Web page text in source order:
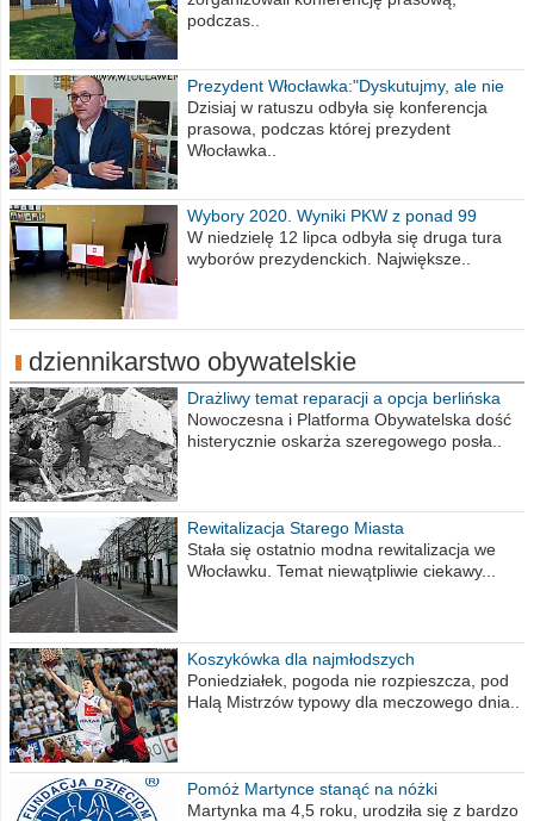
podczas..
Prezydent Włocławka:"Dyskutujmy, ale nie
obrażajmy się”
Dzisiaj w ratuszu odbyła się konferencja
prasowa, podczas której prezydent
Włocławka..
Wybory 2020. Wyniki PKW z ponad 99
procent obwodów
W niedzielę 12 lipca odbyła się druga tura
wyborów prezydenckich. Największe..
dziennikarstwo obywatelskie
Drażliwy temat reparacji a opcja berlińska
Nowoczesna i Platforma Obywatelska dość
histerycznie oskarża szeregowego posła..
Rewitalizacja Starego Miasta
Stała się ostatnio modna rewitalizacja we
Włocławku. Temat niewątpliwie ciekawy...
Koszykówka dla najmłodszych
Poniedziałek, pogoda nie rozpieszcza, pod
Halą Mistrzów typowy dla meczowego dnia..
Pomóż Martynce stanąć na nóżki
Martynka ma 4,5 roku, urodziła się z bardzo